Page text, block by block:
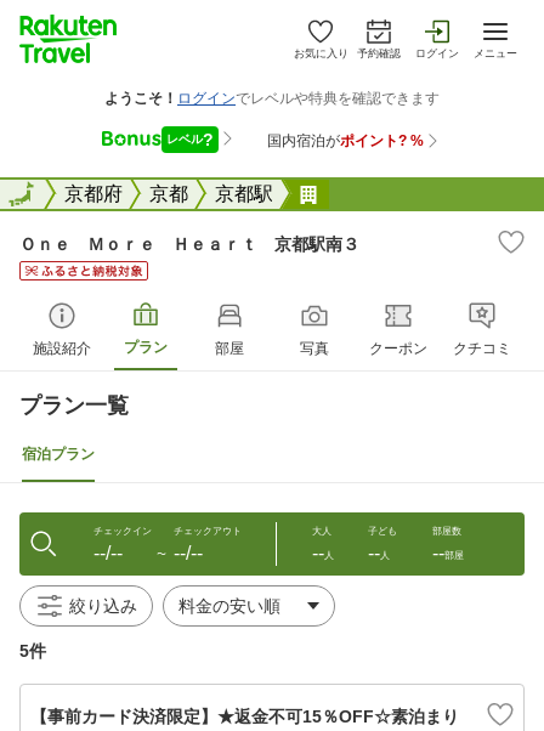
お気に入り 予約確認 ログイン メニュー
全国京都府 京都 京都駅
全国
Ｏｎｅ Ｍｏｒｅ Ｈｅａｒｔ 京都駅南３
施設紹介 プラン 部屋 写真 クーポン クチコミ
プラン一覧
宿泊プラン
チェックイン
--/-- 〜
チェックアウト
--/--
大人
--人
子ども
--人
部屋数
--部屋
絞り込み
5件
【事前カード決済限定】★返金不可15％OFF☆素泊まり